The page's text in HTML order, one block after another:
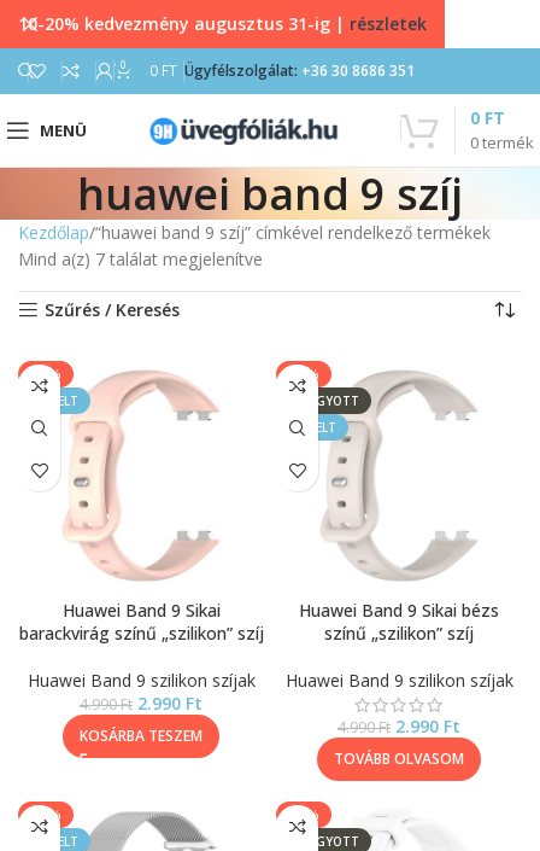
0 0 FT Ügyfélszolgálat: +36 30 8686 351
MENÜ
0termék
0 FT
huawei band 9 szíj
Kezdőlap “huawei band 9 szíj” címkével rendelkező termékek
Mind a(z) 7 találat megjelenítve
Szűrés / Keresés
-40%
KIEMELT
Huawei Band 9 Sikai
barackvirág színű „szilikon” szíj
Huawei Band 9 szilikon szíjak
4.990Ft 2.990 Ft
KOSÁRBA TESZEM
-40%
ELFOGYOTT
KIEMELT
Huawei Band 9 Sikai bézs
színű „szilikon” szíj
Huawei Band 9 szilikon szíjak
4.990Ft 2.990 Ft
TOVÁBB OLVASOM
-33%
KIEMELT
-40%
ELFOGYOTT
10-20% kedvezmény augusztus 31-ig | részletek